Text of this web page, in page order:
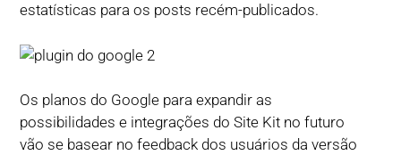
estatísticas para os posts recém-publicados.
Os planos do Google para expandir as
possibilidades e integrações do Site Kit no futuro
vão se basear no feedback dos usuários da versão